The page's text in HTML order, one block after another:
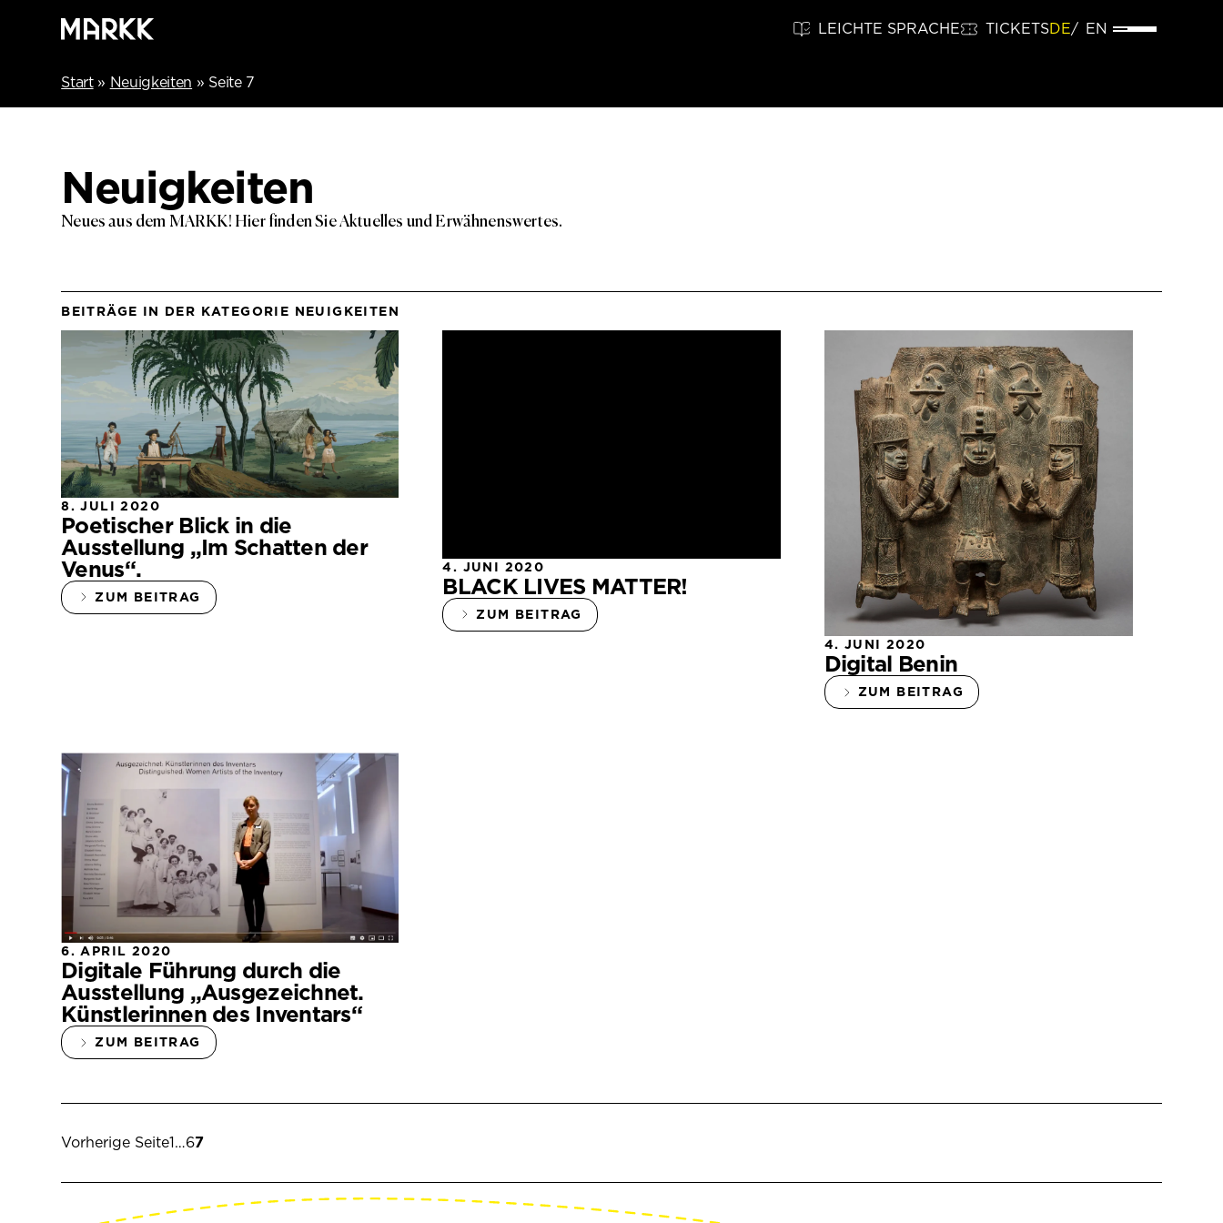
LEICHTE SPRACHE TICKETSDE EN
Start» Neuigkeiten » Seite 7
Neuigkeiten
Neues aus dem MARKK! Hier finden Sie Aktuelles und Erwähnenswertes.
BEITRÄGE IN DER KATEGORIE NEUIGKEITEN
8. JULI 2020
Poetischer Blick in die
Ausstellung „Im Schatten der
Venus“.
ZUM BEITRAG
4. JUNI 2020
BLACK LIVES MATTER!
ZUM BEITRAG
4. JUNI 2020
Digital Benin
ZUM BEITRAG
6. APRIL 2020
Digitale Führung durch die
Ausstellung „Ausgezeichnet.
Künstlerinnen des Inventars“
ZUM BEITRAG
Vorherige SeiteSeite
1 …Seite
6Seite
7